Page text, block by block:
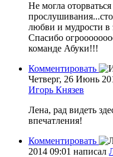
Не могла оторваться
любви и мудрости в
Спасибо
команде Абуки!!!
Комментировать
Четверг, 26 Июнь
Игорь Князев
Лена, рад видеть
впечатления!
Комментировать
2014 09:01 написал